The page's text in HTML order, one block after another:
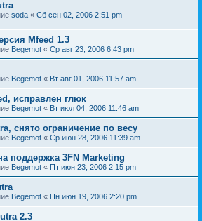
soda « Сб сен 02, 2006 2:51 pm
Mfeed 1.3
Begemot « Ср авг 23, 2006 6:43 pm
Begemot « Вт авг 01, 2006 11:57 am
исправлен глюк
Begemot « Вт июл 04, 2006 11:46 am
снято ограничение по весу
Begemot « Ср июн 28, 2006 11:39 am
поддержка 3FN Marketing
Begemot « Пт июн 23, 2006 2:15 pm
Begemot « Пн июн 19, 2006 2:20 pm
2.3